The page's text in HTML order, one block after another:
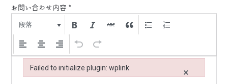
お問い合わせ内容 *
段落
Failed to initialize plugin: wplink ×
Failed to initialize plugin: wplink